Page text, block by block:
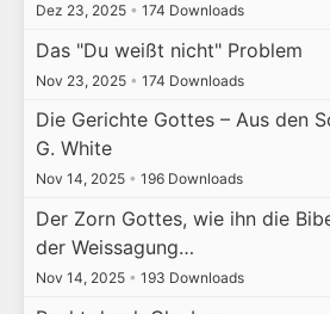
Dez 23, 2025 • 174 Downloads
Das "Du weißt nicht" Problem
Nov 23, 2025 • 174 Downloads
Die Gerichte Gottes – Aus den
G. White
Nov 14, 2025 • 196 Downloads
Der Zorn Gottes, wie ihn die
der Weissagung…
Nov 14, 2025 • 193 Downloads